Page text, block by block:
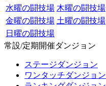
水曜の闘技場 木曜の闘技場
金曜の闘技場 土曜の闘技場
日曜の闘技場
常設/定期開催ダンジョン
ステージダンジョン
ワンタッチダンジョン